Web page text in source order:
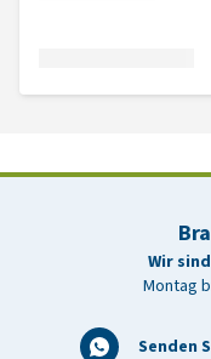
Wir
Montag
Senden